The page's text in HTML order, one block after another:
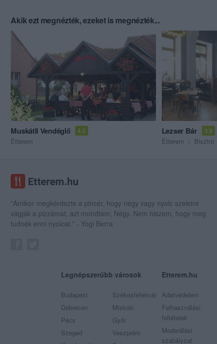
Akik ezt megnézték, ezeket is megnézték...
Muskátli Vendéglő 4.0
Étterem
Lezser Bár 3.8
Étterem Bisztró
"Amikor megkérdezte a pincér, hogy négy vagy nyolc szeletre
vágják a pizzámat, azt mondtam; Négy. Nem hiszem, hogy meg
tudnék enni nyolcat." - Yogi Berra
Legnépszerűbb városok
Budapest
Debrecen
Pécs
Szeged
Székesfehérvár
Miskolc
Győr
Veszprém
Etterem.hu
Adatvédelem
Felhasználási
feltételek
Moderálási
szabályzat